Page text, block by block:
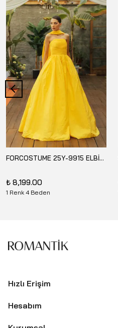
FORCOSTUME 25Y-9915 ELBİSE
₺ 8,199.00
1 Renk 4 Beden
Hızlı Erişim
Hesabım